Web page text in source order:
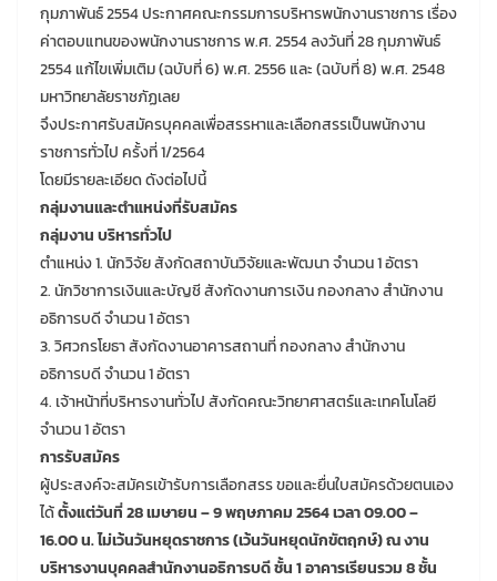
กุมภาพันธ์ 2554 ประกาศคณะกรรมการบริหารพนักงานราชการ เรื่อง
ค่าตอบแทนของพนักงานราชการ พ.ศ. 2554 ลงวันที่ 28 กุมภาพันธ์
2554 แก้ไขเพิ่มเติม (ฉบับที่ 6) พ.ศ. 2556 และ (ฉบับที่ 8) พ.ศ. 2548
มหาวิทยาลัยราชภัฏเลย
จึงประกาศรับสมัครบุคคลเพื่อสรรหาและเลือกสรรเป็นพนักงาน
ราชการทั่วไป ครั้งที่ 1/2564
โดยมีรายละเอียด ดังต่อไปนี้
กลุ่มงานและตำแหน่งที่รับสมัคร
กลุ่มงาน บริหารทั่วไป
ตำแหน่ง 1. นักวิจัย สังกัดสถาบันวิจัยและพัฒนา จำนวน 1 อัตรา
2. นักวิชาการเงินและบัญชี สังกัดงานการเงิน กองกลาง สำนักงาน
อธิการบดี จำนวน 1 อัตรา
3. วิศวกรโยธา สังกัดงานอาคารสถานที่ กองกลาง สำนักงาน
อธิการบดี จำนวน 1 อัตรา
4. เจ้าหน้าที่บริหารงานทั่วไป สังกัดคณะวิทยาศาสตร์และเทคโนโลยี
จำนวน 1 อัตรา
การรับสมัคร
ผู้ประสงค์จะสมัครเข้ารับการเลือกสรร ขอและยื่นใบสมัครด้วยตนเอง
ได้ตั้งแต่วันที่ 28 เมษายน – 9 พฤษภาคม 2564 เวลา 09.00 –
16.00 น. ไม่เว้นวันหยุดราชการ (เว้นวันหยุดนักขัตฤกษ์) ณ งาน
บริหารงานบุคคลสำนักงานอธิการบดี ชั้น 1 อาคารเรียนรวม 8 ชั้น